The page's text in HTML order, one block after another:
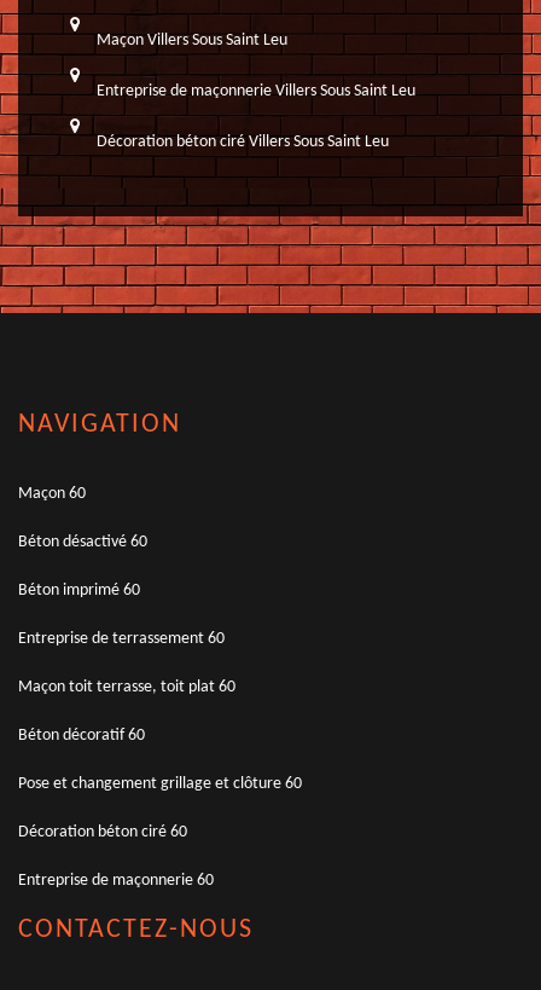
Maçon Villers Sous Saint Leu
Entreprise de maçonnerie Villers Sous Saint Leu
Décoration béton ciré Villers Sous Saint Leu
NAVIGATION
Maçon 60
Béton désactivé 60
Béton imprimé 60
Entreprise de terrassement 60
Maçon toit terrasse, toit plat 60
Béton décoratif 60
Pose et changement grillage et clôture 60
Décoration béton ciré 60
Entreprise de maçonnerie 60
CONTACTEZ-NOUS